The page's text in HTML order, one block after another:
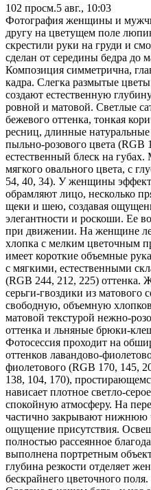
102 просм.5 авг., 10:03
Фотография женщины и
другу на цветущем поле
скрестили руки на груди и
сделан от середины бедра до
Композиция симметрична,
кадра. Слегка размытые
создают естественную
ровной и матовой. Светлые
бежевого оттенка, тонкая
ресниц, длинные
пыльно-розового цвета (RGB
естественный блеск на
мягкого овального цвета, с
54, 40, 34). У женщины
обрамляют лицо, несколько
щеки и шею, создавая
элегантности и роскоши. Ее
при движении. На женщине
хлопка с мелким цветочным
имеет короткие объемные
с мягкими, естественными
(RGB 244, 212, 225) оттенка.
серьги-гвоздики из матового
свободную, объемную
матовой текстурой нежно-
оттенка и льняные брюки-
Фотосессия проходит на
оттенков лавандово-
фиолетового (RGB 170, 145,
138, 104, 170),
нависает плотное светло-
спокойную атмосферу. На
частично закрывают нижнюю
ощущение присутствия.
полностью рассеянное
выполнена портретным
глубина резкости отделяет
бескрайнего цветочного